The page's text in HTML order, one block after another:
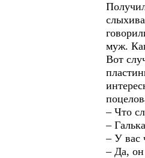
муж.
Вот
– Что
–
– У вас
– Да, он